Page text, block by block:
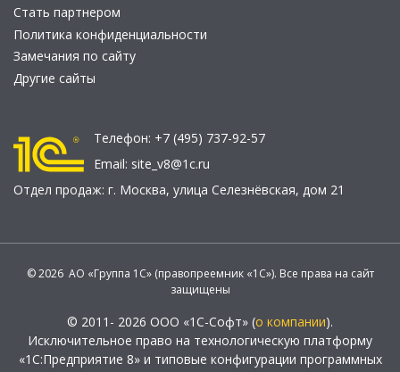
Стать партнером
Политика конфиденциальности
Замечания по сайту
Другие сайты
Телефон: +7 (495) 737-92-57
Email: site_v8@1c.ru
Отдел продаж: г. Москва, улица Селезнёвская, дом 21
© 2026 АО «Группа 1С» (правопреемник «1С»). Все права на сайт
защищены
© 2011- 2026 ООО «1С-Софт» (о компании).
Исключительное право на технологическую платформу
«1С:Предприятие 8» и типовые конфигурации программных